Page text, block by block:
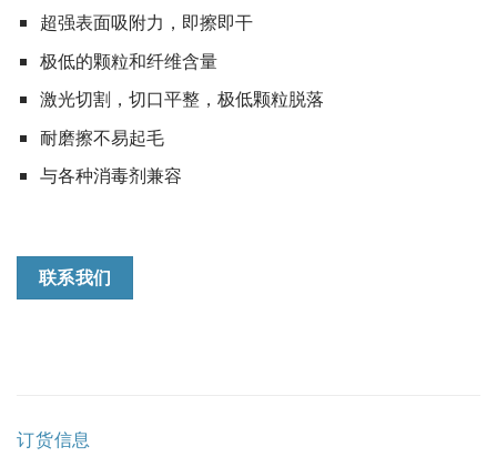
超强表面吸附力，即擦即干
极低的颗粒和纤维含量
激光切割，切口平整，极低颗粒脱落
耐磨擦不易起毛
与各种消毒剂兼容
联系我们
订货信息